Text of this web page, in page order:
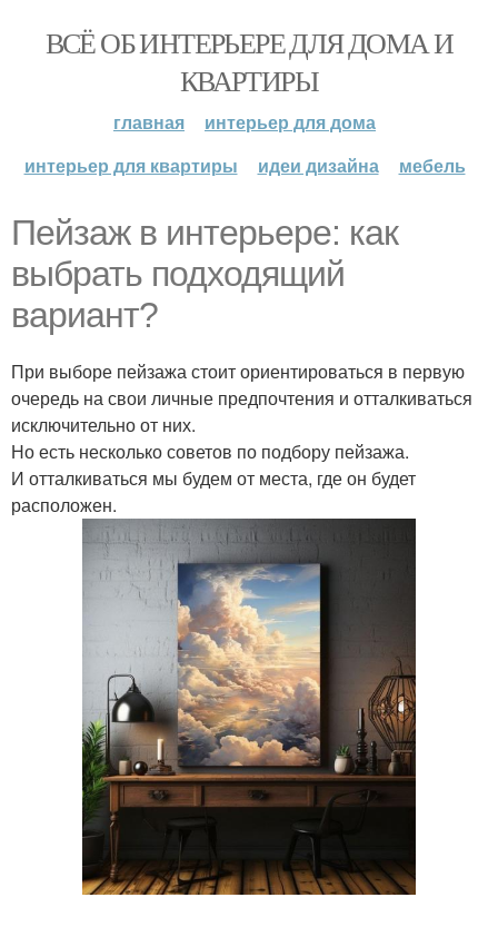
ВСЁ ОБ ИНТЕРЬЕРЕ ДЛЯ ДОМА И
КВАРТИРЫ
главная
интерьер для дома
интерьер для квартиры
идеи дизайна мебель
Пейзаж в интерьере: как
выбрать подходящий
вариант?
При выборе пейзажа стоит ориентироваться в первую
очередь на свои личные предпочтения и отталкиваться
исключительно от них.
Но есть несколько советов по подбору пейзажа.
И отталкиваться мы будем от места, где он будет
расположен.